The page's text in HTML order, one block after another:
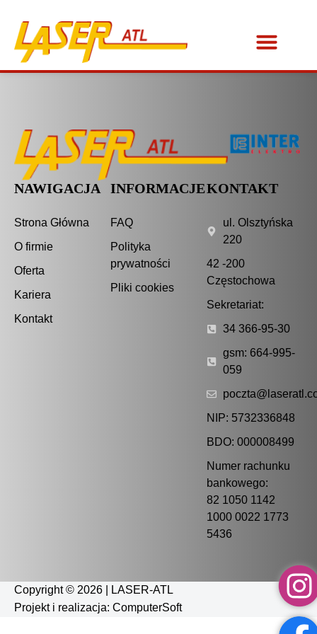
NAWIGACJA
Strona Główna
O firmie
Oferta
Kariera
Kontakt
INFORMACJE
FAQ
Polityka
prywatności
Pliki cookies
KONTAKT
ul. Olsztyńska
220
42 -200
Częstochowa
Sekretariat:
34 366-95-30
gsm: 664-995-
059
NIP: 5732336848
BDO: 000008499
Numer rachunku
bankowego:
82 1050 1142
1000 0022 1773
5436
Copyright © 2026 | LASER-ATL
Projekt i realizacja: ComputerSoft